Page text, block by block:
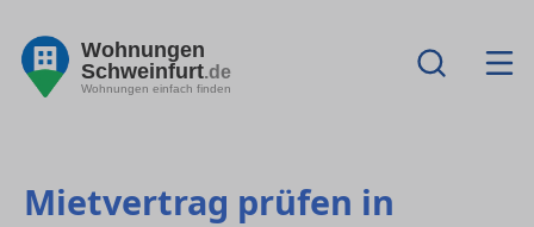
Wohnungen
Schweinfurt.de
Wohnungen einfach finden
Mietvertrag prüfen in